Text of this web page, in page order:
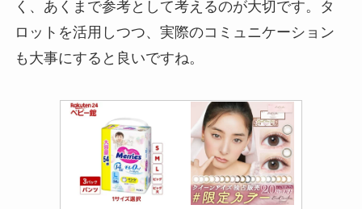
く、あくまで参考として考えるのが大切です。タ
ロットを活用しつつ、実際のコミュニケーション
も大事にすると良いですね。